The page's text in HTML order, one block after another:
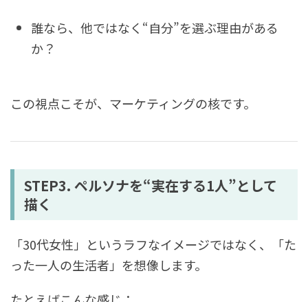
誰なら、他ではなく“自分”を選ぶ理由がある
か？
この視点こそが、マーケティングの核です。
STEP3. ペルソナを“実在する1人”として
描く
「30代女性」というラフなイメージではなく、「た
った一人の生活者」を想像します。